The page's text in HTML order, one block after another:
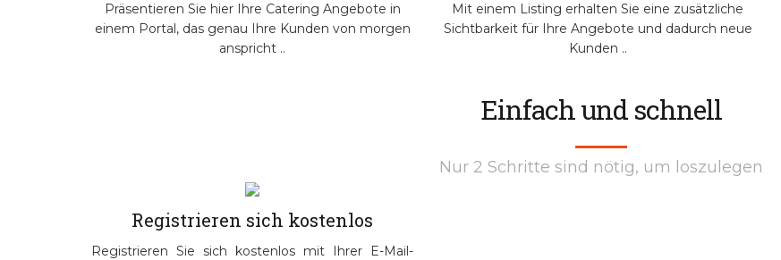
Präsentieren Sie hier Ihre Catering Angebote in
einem Portal, das genau Ihre Kunden von morgen
anspricht ..
Mit einem Listing erhalten Sie eine zusätzliche
Sichtbarkeit für Ihre Angebote und dadurch neue
Kunden ..
Einfach und schnell
Nur 2 Schritte sind nötig, um loszulegen
Registrieren sich kostenlos
Registrieren Sie sich kostenlos mit Ihrer E-Mail-